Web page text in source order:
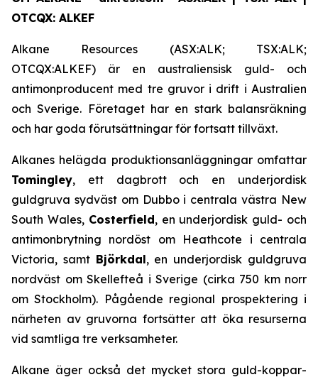
OTCQX: ALKEF
Alkane Resources (ASX:ALK; TSX:ALK;
OTCQX:ALKEF) är en australiensisk guld- och
antimonproducent med tre gruvor i drift i Australien
och Sverige. Företaget har en stark balansräkning
och har goda förutsättningar för fortsatt tillväxt.
Alkanes helägda produktionsanläggningar omfattar
Tomingley, ett dagbrott och en underjordisk
guldgruva sydväst om Dubbo i centrala västra New
South Wales, Costerfield, en underjordisk guld- och
antimonbrytning nordöst om Heathcote i centrala
Victoria, samt Björkdal, en underjordisk guldgruva
nordväst om Skellefteå i Sverige (cirka 750 km norr
om Stockholm). Pågående regional prospektering i
närheten av gruvorna fortsätter att öka resurserna
vid samtliga tre verksamheter.
Alkane äger också det mycket stora guld-koppar-